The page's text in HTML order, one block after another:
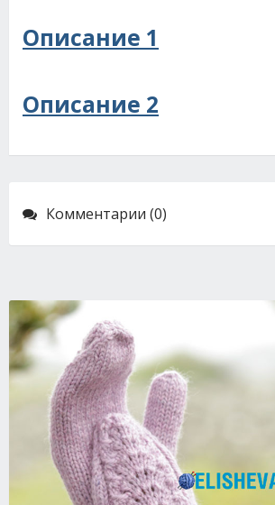
Описание 1
Описание 2
Комментарии (0)